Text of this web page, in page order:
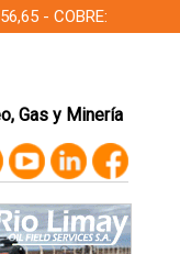
- COBRE:
Gas y Minería